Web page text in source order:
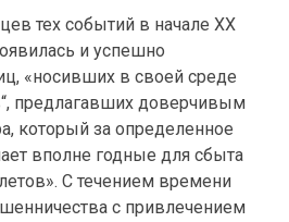
тех событий в начале XX
и успешно
«носивших в своей среде
предлагавших доверчивым
который за определенное
вполне годные для сбыта
С течением времени
с привлечением